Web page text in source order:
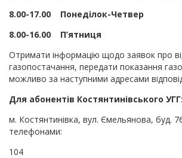
8.00-17.00 Понеділок-Четвер
8.00-16.00 П’ятниця
Отримати інформацію щодо заявок про
газопостачання, передати показання
можливо за наступними адресами
Для абонентів Костянтинівського УГГ:
м. Костянтинівка, вул. Ємельянова, буд.
телефонами:
104